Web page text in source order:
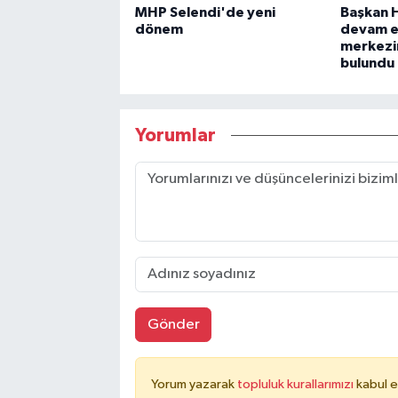
MHP Selendi'de yeni
dönem
Başkan
devam
bulundu
Yorumlar
Gönder
Yorum yazarak topluluk kurallarımızı kabul